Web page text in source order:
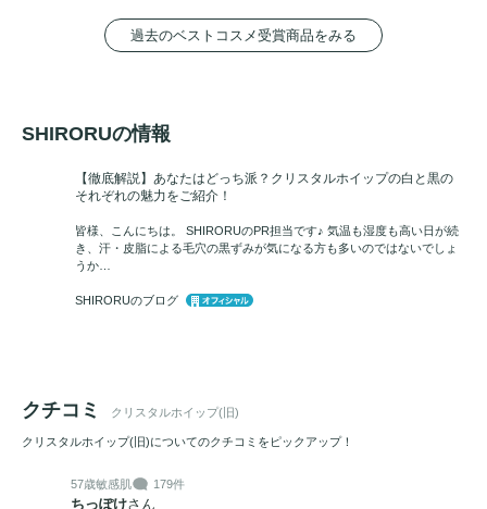
過去のベストコスメ受賞商品をみる
SHIRORUの情報
【徹底解説】あなたはどっち派？クリスタルホイップの白と黒の
それぞれの魅力をご紹介！
皆様、こんにちは。 SHIRORUのPR担当です♪ 気温も湿度も高い日が続
き、汗・皮脂による毛穴の黒ずみが気になる方も多いのではないでしょ
うか…
SHIRORUのブログ
クチコミ クリスタルホイップ(旧)
クリスタルホイップ(旧)についてのクチコミをピックアップ！
57歳敏感肌 179件
ちっぽけさん